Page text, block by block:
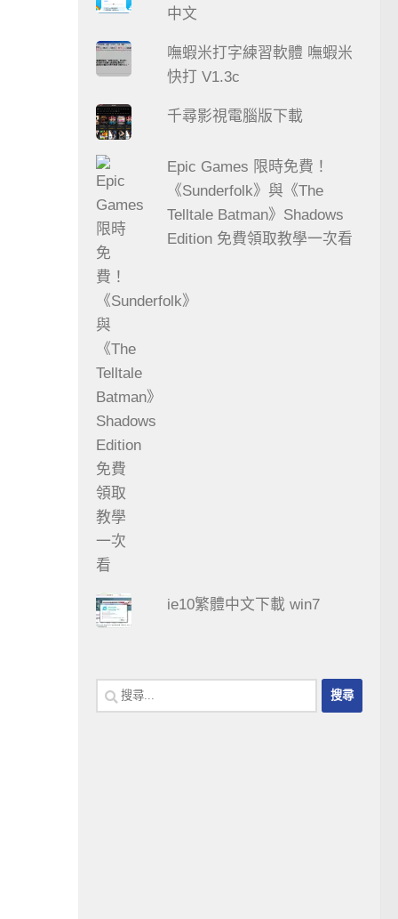
中文
嘸蝦米打字練習軟體 嘸蝦米
快打 V1.3c
千尋影視電腦版下載
Epic Games 限時免費！
《Sunderfolk》與《The
Telltale Batman》Shadows
Edition 免費領取教學一次看
ie10繁體中文下載 win7
搜
尋